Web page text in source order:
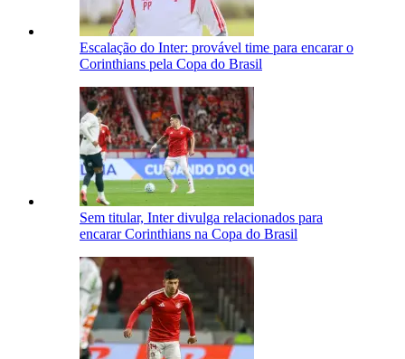
Escalação do Inter: provável time para encarar o
Corinthians pela Copa do Brasil
Sem titular, Inter divulga relacionados para
encarar Corinthians na Copa do Brasil